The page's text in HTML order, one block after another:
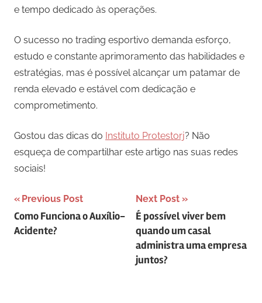
e tempo dedicado às operações.
O sucesso no trading esportivo demanda esforço,
estudo e constante aprimoramento das habilidades e
estratégias, mas é possível alcançar um patamar de
renda elevado e estável com dedicação e
comprometimento.
Gostou das dicas do Instituto Protestorj? Não
esqueça de compartilhar este artigo nas suas redes
sociais!
Navegação
de
Previous Post
Como Funciona o Auxílio-
Acidente?
Next Post
É possível viver bem
quando um casal
administra uma empresa
juntos?